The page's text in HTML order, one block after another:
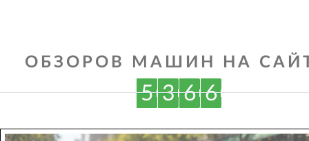
ОБЗОРОВ МАШИН НА
5 3 6 6